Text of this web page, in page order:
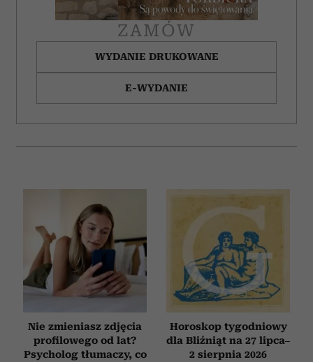
ZAMÓW
WYDANIE DRUKOWANE
E-WYDANIE
Nie zmieniasz zdjęcia
profilowego od lat?
Psycholog tłumaczy, co
Horoskop tygodniowy
dla Bliźniąt na 27 lipca–
2 sierpnia 2026